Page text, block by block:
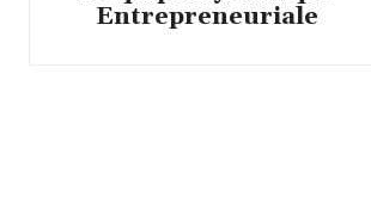
Entrepreneuriale